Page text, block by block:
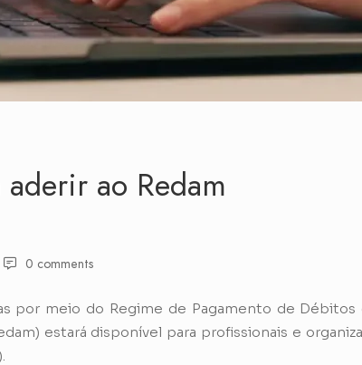
ao Redam
0 comments
por meio do Regime de Pagamento de Débitos
estará disponível para profissionais e